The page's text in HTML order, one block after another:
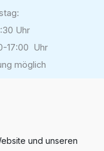
und unseren
Uhr
17:00 Uhr
möglich